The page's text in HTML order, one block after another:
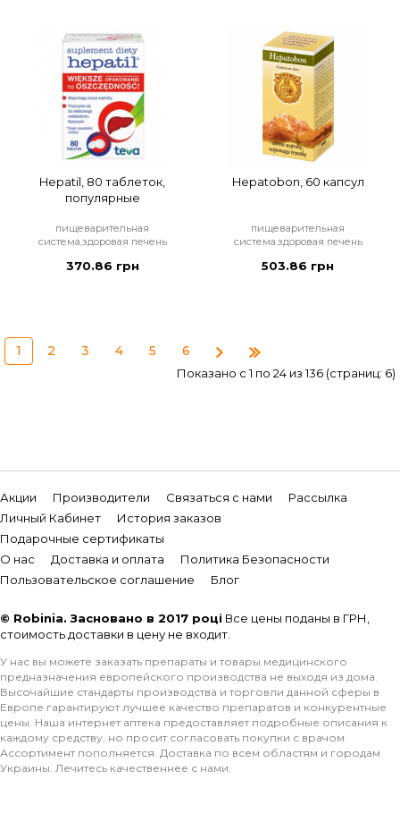
Hepatil, 80 таблеток,
популярные
пищеварительная
система,здоровая печень
370.86 грн
Hepatobon, 60 капсул
пищеварительная
система.здоровая печень
503.86 грн
1 2 3 4 5 6
Показано с 1 по 24 из 136 (страниц: 6)
Акции Производители Связаться с нами
Рассылка
Личный Кабинет
История заказов
Подарочные сертификаты
О нас
Доставка и оплата
Политика Безопасности
Пользовательское соглашение
Блог
© Robinia. Засновано в 2017 році Все цены поданы в ГРН,
стоимость доставки в цену не входит.
У нас вы можете заказать препараты и товары медицинского
предназначения европейского производства не выходя из дома.
Высочайшие стандарты производства и торговли данной сферы в
Европе гарантируют лучшее качество препаратов и конкурентные
цены. Наша интернет аптека предоставляет подробные описания к
каждому средству, но просит согласовать покупки с врачом.
Ассортимент пополняется. Доставка по всем областям и городам
Украины. Лечитесь качественнее с нами.